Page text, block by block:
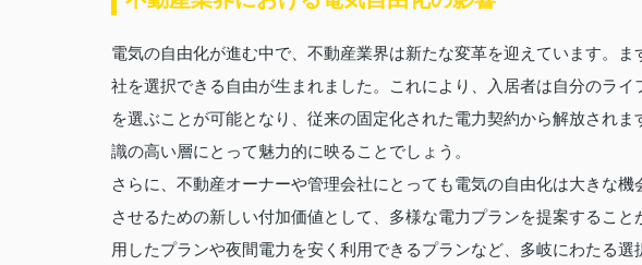
電気の自由化が進む中で、不動産業界は新たな変革を迎えています。
社を選択できる自由が生まれました。これにより、入居者は自分のラ
を選ぶことが可能となり、従来の固定化された電力契約から解放され
識の高い層にとって魅力的に映ることでしょう。
さらに、不動産オーナーや管理会社にとっても電気の自由化は大きな
させるための新しい付加価値として、多様な電力プランを提案するこ
用したプランや夜間電力を安く利用できるプランなど、多岐にわたる